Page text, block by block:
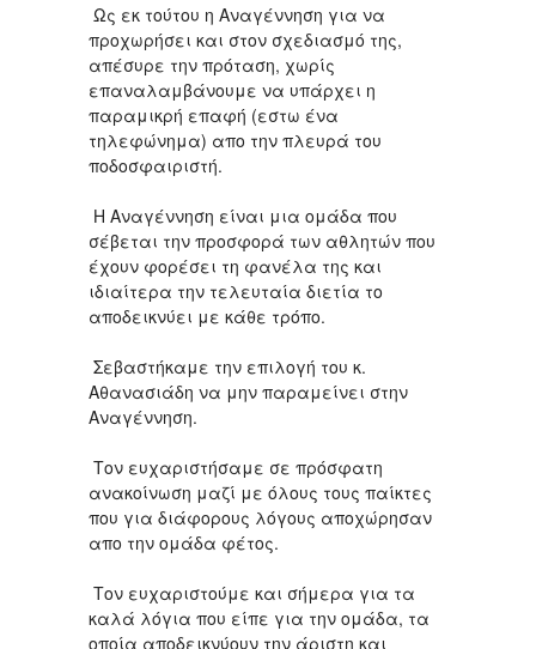
Ως εκ τούτου η Αναγέννηση για να
προχωρήσει και στον σχεδιασμό της,
απέσυρε την πρόταση, χωρίς
επαναλαμβάνουμε να υπάρχει η
παραμικρή επαφή (εστω ένα
τηλεφώνημα) απο την πλευρά του
ποδοσφαιριστή.
Η Αναγέννηση είναι μια ομάδα που
σέβεται την προσφορά των αθλητών που
έχουν φορέσει τη φανέλα της και
ιδιαίτερα την τελευταία διετία το
αποδεικνύει με κάθε τρόπο.
Σεβαστήκαμε την επιλογή του κ.
Αθανασιάδη να μην παραμείνει στην
Αναγέννηση.
Τον ευχαριστήσαμε σε πρόσφατη
ανακοίνωση μαζί με όλους τους παίκτες
που για διάφορους λόγους αποχώρησαν
απο την ομάδα φέτος.
Τον ευχαριστούμε και σήμερα για τα
καλά λόγια που είπε για την ομάδα, τα
οποία αποδεικνύουν την άριστη και